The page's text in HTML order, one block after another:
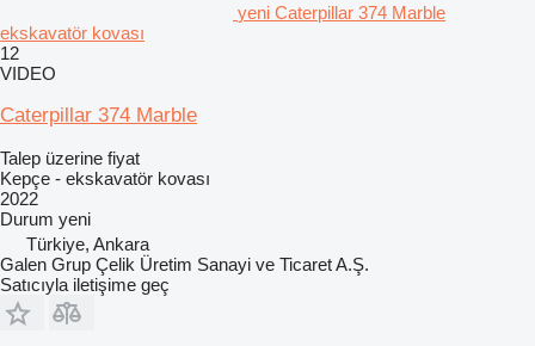
yeni Caterpillar 374 Marble
ekskavatör kovası
12
VIDEO
Caterpillar 374 Marble
Talep üzerine fiyat
Kepçe - ekskavatör kovası
2022
Durum yeni
Türkiye, Ankara
Galen Grup Çelik Üretim Sanayi ve Ticaret A.Ş.
Satıcıyla iletişime geç